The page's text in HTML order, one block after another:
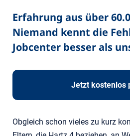
Erfahrung aus über
Niemand kennt die
Jobcenter besser als
Jetzt kostenlos
Obgleich schon vieles zu kurz